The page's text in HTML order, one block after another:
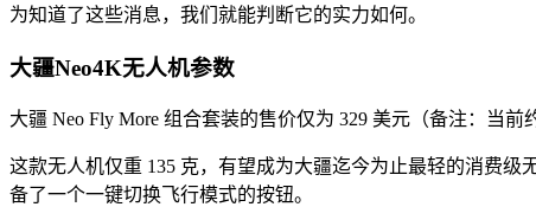
为知道了这些消息，我们就能判断它的实力如何。
大疆Neo4K无人机参数
大疆 Neo Fly More 组合套装的售价仅为 329 美元（备注：当
这款无人机仅重 135 克，有望成为大疆迄今为止最轻的消费
备了一个一键切换飞行模式的按钮。